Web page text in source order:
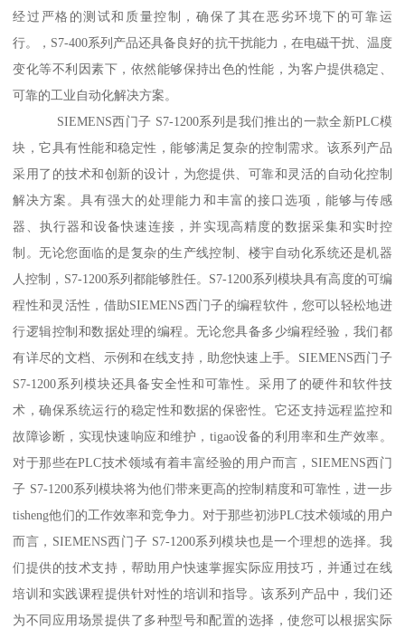
经过严格的测试和质量控制，确保了其在恶劣环境下的可靠运
行。，S7-400系列产品还具备良好的抗干扰能力，在电磁干扰、温度
变化等不利因素下，依然能够保持出色的性能，为客户提供稳定、
可靠的工业自动化解决方案。
SIEMENS西门子 S7-1200系列是我们推出的一款全新PLC模
块，它具有性能和稳定性，能够满足复杂的控制需求。该系列产品
采用了的技术和创新的设计，为您提供、可靠和灵活的自动化控制
解决方案。具有强大的处理能力和丰富的接口选项，能够与传感
器、执行器和设备快速连接，并实现高精度的数据采集和实时控
制。无论您面临的是复杂的生产线控制、楼宇自动化系统还是机器
人控制，S7-1200系列都能够胜任。S7-1200系列模块具有高度的可编
程性和灵活性，借助SIEMENS西门子的编程软件，您可以轻松地进
行逻辑控制和数据处理的编程。无论您具备多少编程经验，我们都
有详尽的文档、示例和在线支持，助您快速上手。SIEMENS西门子
S7-1200系列模块还具备安全性和可靠性。采用了的硬件和软件技
术，确保系统运行的稳定性和数据的保密性。它还支持远程监控和
故障诊断，实现快速响应和维护，tigao设备的利用率和生产效率。
对于那些在PLC技术领域有着丰富经验的用户而言，SIEMENS西门
子 S7-1200系列模块将为他们带来更高的控制精度和可靠性，进一步
tisheng他们的工作效率和竞争力。对于那些初涉PLC技术领域的用户
而言，SIEMENS西门子 S7-1200系列模块也是一个理想的选择。我
们提供的技术支持，帮助用户快速掌握实际应用技巧，并通过在线
培训和实践课程提供针对性的培训和指导。该系列产品中，我们还
为不同应用场景提供了多种型号和配置的选择，使您可以根据实际